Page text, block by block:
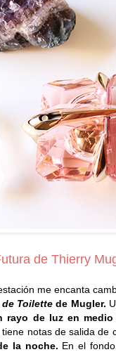
de Thierry
me encanta
de Toilette de Mugler.
rayo de luz en
tiene notas de salida de
la noche. En el